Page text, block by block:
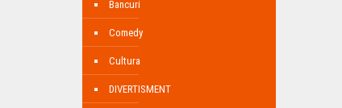
Bancuri
Comedy
Cultura
DIVERTISMENT